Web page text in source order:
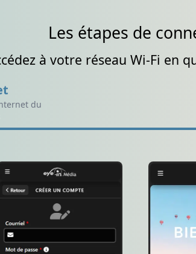
Les étapes de
à votre réseau Wi-Fi en
du